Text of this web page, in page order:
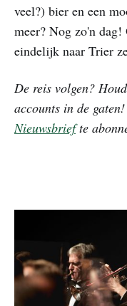
veel?) bier en een
meer? Nog zo'n dag!
eindelijk naar Trier
De reis volgen?
accounts in de
Nieuwsbriefte